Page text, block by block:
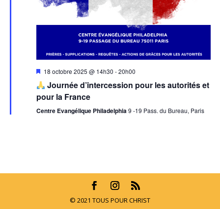
Mis
avant
18 octobre 2025 @ 14h30 -20h00
Journée d’intercession pour les autorités et
pour la France
Centre Evangélique Philadelphia9 -19 Pass. du Bureau, Paris
© 2021 TOUS POUR CHRIST